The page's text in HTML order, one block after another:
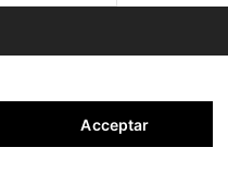
Acceptar